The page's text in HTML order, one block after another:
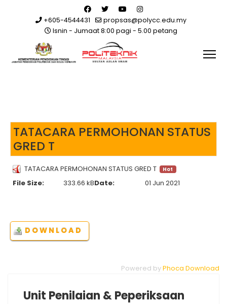
+605-4544431
propsas@polycc.edu.my
Isnin - Jumaat 8:00 pagi - 5.00 petang
TATACARA PERMOHONAN STATUS
GRED T
TATACARA PERMOHONAN STATUS GRED T Hot
File Size: 333.66 kBDate: 01 Jun 2021
Powered byPhoca Download
Unit Penilaian & Peperiksaan